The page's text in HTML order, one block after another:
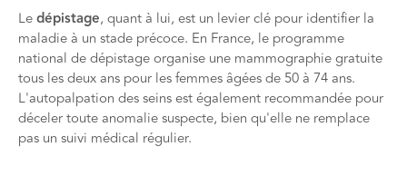
Ledépistage, quant à lui, est un levier clé pour identifier la
maladie à un stade précoce. En France, le programme
national de dépistage organise une mammographie gratuite
tous les deux ans pour les femmes âgées de 50 à 74 ans.
L'autopalpation des seins est également recommandée pour
déceler toute anomalie suspecte, bien qu'elle ne remplace
pas un suivi médical régulier.